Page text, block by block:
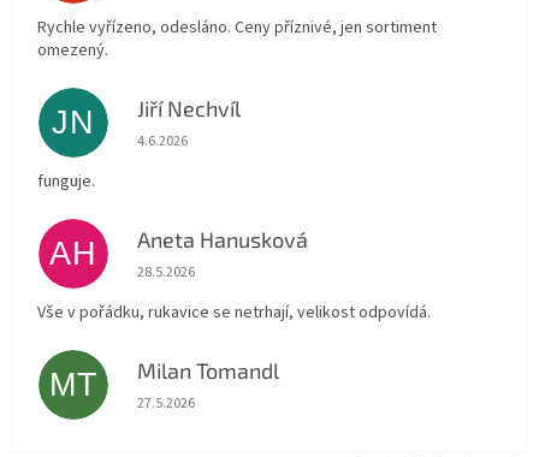
Rychle vyřízeno, odesláno. Ceny příznivé, jen sortiment
omezený.
JN Jiří Nechvíl
Hodnocení obchodu je 5 z 5 hvězdiček.
4.6.2026
funguje.
AH Aneta Hanusková
Hodnocení obchodu je 5 z 5 hvězdiček.
28.5.2026
Vše v pořádku, rukavice se netrhají, velikost odpovídá.
MT Milan Tomandl
Hodnocení obchodu je 5 z 5 hvězdiček.
27.5.2026